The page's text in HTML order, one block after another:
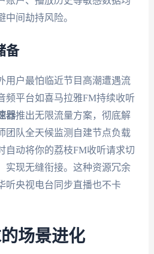
间劫持风险。
备
用户最怕临近节目高潮遭遇流
频平台如喜马拉雅FM持续收听
器推出无限流量方案，彻底解
团队全天候监测自建节点负载
自动将你的荔枝FM收听请求切
实现无缝衔接。这种资源冗余
听央视电台同步直播也不卡
场景进化